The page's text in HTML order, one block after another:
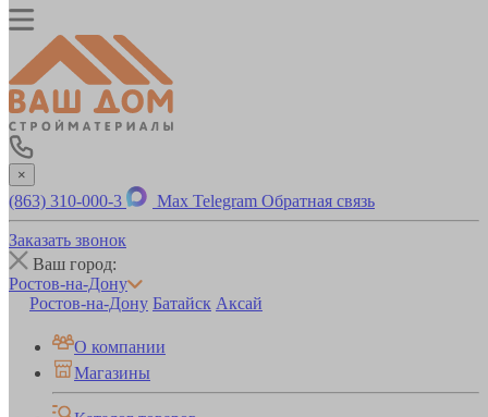
×
(863) 310-000-3 Max Telegram Обратная связь
Заказать звонок
Ваш город:
Ростов-на-Дону
Ростов-на-Дону Батайск Аксай
О компании
Магазины